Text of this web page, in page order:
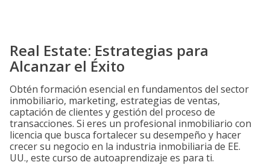
Real Estate: Estrategias para
Alcanzar el Éxito
Obtén formación esencial en fundamentos del sector
inmobiliario, marketing, estrategias de ventas,
captación de clientes y gestión del proceso de
transacciones. Si eres un profesional inmobiliario con
licencia que busca fortalecer su desempeño y hacer
crecer su negocio en la industria inmobiliaria de EE.
UU., este curso de autoaprendizaje es para ti.